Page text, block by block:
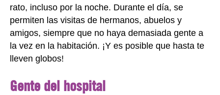
rato, incluso por la noche. Durante el día, se
permiten las visitas de hermanos, abuelos y
amigos, siempre que no haya demasiada gente a
la vez en la habitación. ¡Y es posible que hasta te
lleven globos!
Gente del hospital